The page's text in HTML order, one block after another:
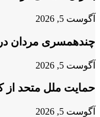
آگوست 5, 2026
چندهمسری مردان در
آگوست 5, 2026
حمایت ملل متحد از
آگوست 5, 2026